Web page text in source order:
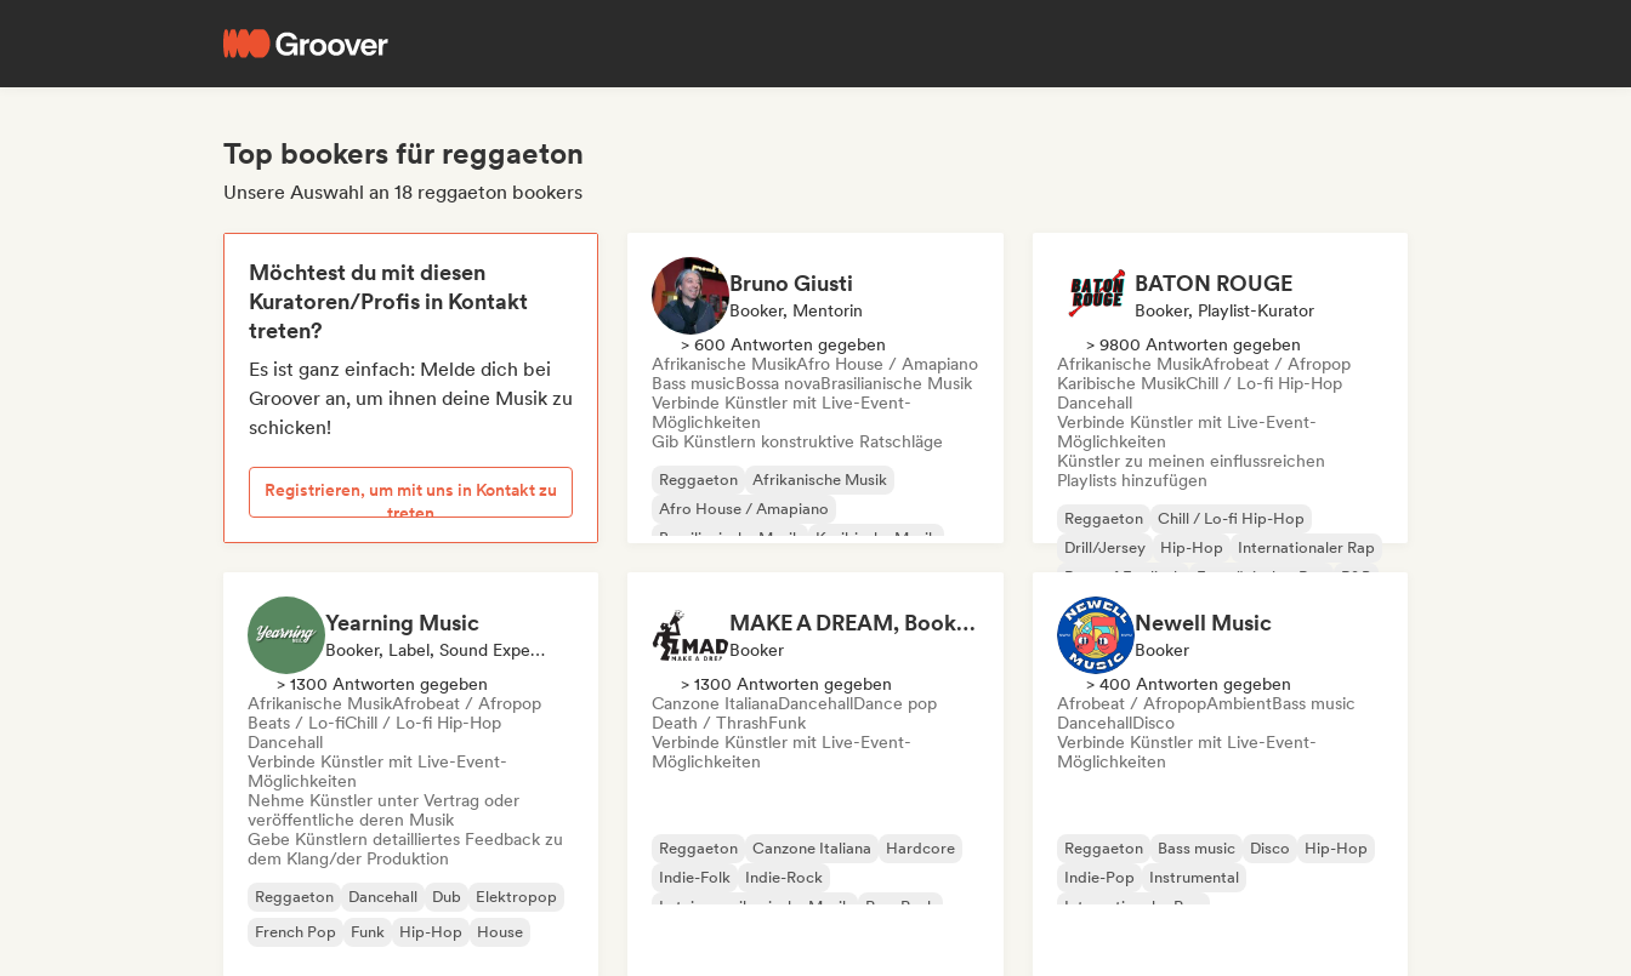
Top bookers für reggaeton
Unsere Auswahl an 18 reggaeton bookers
Möchtest du mit diesen
Kuratoren/Profis in Kontakt
treten?
Es ist ganz einfach: Melde dich bei
Groover an, um ihnen deine Musik zu
schicken!
Registrieren, um mit uns in Kontakt zu
treten
Bruno Giusti
Booker, Mentorin
> 600 Antworten gegeben
Afrikanische MusikAfro House / Amapiano
Bass musicBossa novaBrasilianische Musik
Verbinde Künstler mit Live-Event-
Möglichkeiten
Gib Künstlern konstruktive Ratschläge
Reggaeton
Afrikanische Musik
Afro House / Amapiano
Brasilianische Musik
Karibische Musik
BATON ROUGE
Booker, Playlist-Kurator
> 9800 Antworten gegeben
Afrikanische MusikAfrobeat / Afropop
Karibische MusikChill / Lo-fi Hip-Hop
Dancehall
Verbinde Künstler mit Live-Event-
Möglichkeiten
Künstler zu meinen einflussreichen
Playlists hinzufügen
Reggaeton
Chill / Lo-fi Hip-Hop
Drill/Jersey
Hip-Hop
Internationaler Rap
Rap auf Englisch
Französischer Rap R&B
Yearning Music
Booker, Label, Sound Experte
> 1300 Antworten gegeben
Afrikanische MusikAfrobeat / Afropop
Beats / Lo-fiChill / Lo-fi Hip-Hop
Dancehall
Verbinde Künstler mit Live-Event-
Möglichkeiten
Nehme Künstler unter Vertrag oder
veröffentliche deren Musik
Gebe Künstlern detailliertes Feedback zu
dem Klang/der Produktion
Reggaeton Dancehall Dub
Elektropop
French Pop
Funk Hip-Hop House
MAKE A DREAM, Booking&Management
Booker
> 1300 Antworten gegeben
Canzone ItalianaDancehallDance pop
Death / ThrashFunk
Verbinde Künstler mit Live-Event-
Möglichkeiten
Reggaeton Canzone Italiana
Hardcore
Indie-Folk
Indie-Rock
Lateinamerikanische Musik
Pop-Punk
Newell Music
Booker
> 400 Antworten gegeben
Afrobeat / AfropopAmbientBass music
DancehallDisco
Verbinde Künstler mit Live-Event-
Möglichkeiten
Reggaeton Bass music Disco
Hip-Hop
Indie-Pop
Instrumental
Internationaler Pop